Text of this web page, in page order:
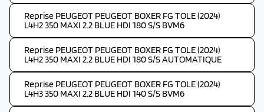
Reprise PEUGEOT PEUGEOT BOXER FG TOLE (2024)
L4H2 350 MAXI 2.2 BLUE HDI 180 S/S BVM6
Reprise PEUGEOT PEUGEOT BOXER FG TOLE (2024)
L4H2 350 MAXI 2.2 BLUE HDI 180 S/S AUTOMATIQUE
Reprise PEUGEOT PEUGEOT BOXER FG TOLE (2024)
L4H3 350 MAXI 2.2 BLUE HDI 140 S/S BVM6